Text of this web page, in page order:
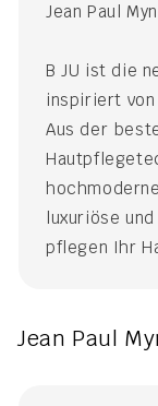
Jean Paul
B JU ist die
inspiriert
Aus der
luxuriöse
pflegen Ihr
Jean Paul